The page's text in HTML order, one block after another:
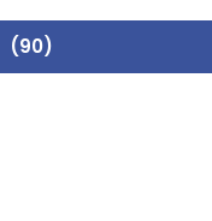
(90)